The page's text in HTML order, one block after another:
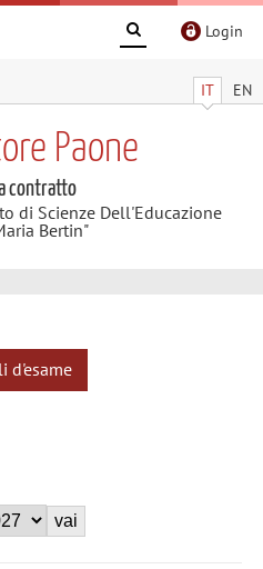
Login
IT EN
Paone
contratto
di Scienze Dell'Educazione
Bertin"
d'esame